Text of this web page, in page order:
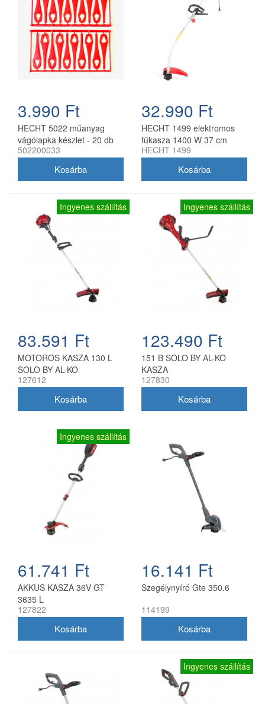
3.990 Ft
HECHT 5022 műanyag
vágólapka készlet - 20 db
pót vágóél fűkaszához
502200033
32.990 Ft
HECHT 1499 elektromos
fűkasza 1400 W 37 cm
munkaszélességgel
HECHT 1499
Ingyenes szállítás
83.591 Ft
MOTOROS KASZA 130 L
SOLO BY AL-KO
127612
Ingyenes szállítás
123.490 Ft
151 B SOLO BY AL-KO
KASZA
127830
Ingyenes szállítás
61.741 Ft
AKKUS KASZA 36V GT
3635 L
127822
16.141 Ft
Szegélynyíró Gte 350.6
114199
Ingyenes szállítás